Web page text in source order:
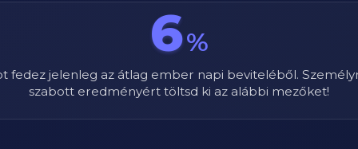
6%
fedez jelenleg az átlag ember napi beviteléből.
szabott eredményért töltsd ki az alábbi mezőket!